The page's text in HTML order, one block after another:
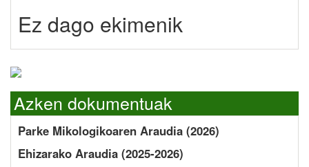
Ez dago ekimenik
Azken dokumentuak
Parke Mikologikoaren Araudia (2026)
Ehizarako Araudia (2025-2026)